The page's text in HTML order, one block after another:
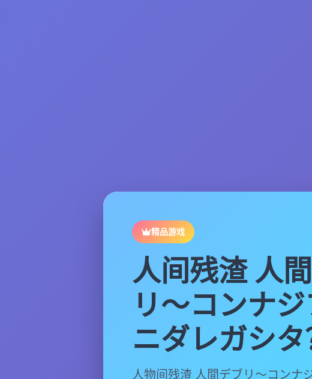
精品游戏
人间残渣 人
リ～コンナ
ニダレガシタ
人物间残渣 人間デブリ～コンナ